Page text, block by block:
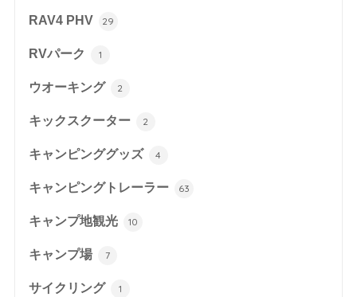
RAV4 PHV 29
RVパーク 1
ウオーキング 2
キックスクーター 2
キャンピンググッズ 4
キャンピングトレーラー 63
キャンプ地観光 10
キャンプ場 7
サイクリング 1